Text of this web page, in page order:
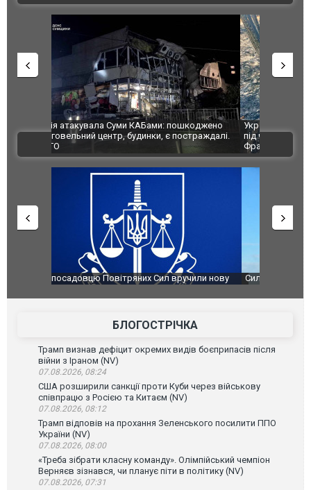
Українські надзвичайники врятували козуленя
під час ліквідації масштабної лісової пожежі у
Франції
СБУ за
Болгарії
ВІДЕО
Сили оборони уразили Ярославський НПЗ:
атаку. ВІДЕО
Неймар
БЛОГОСТРІЧКА
Трамп визнав дефіцит окремих видів боєприпасів після
війни з Іраном (NV)
07.08.2026, 08:24
США розширили санкції проти Куби через військову
співпрацю з Росією та Китаєм (NV)
07.08.2026, 08:12
Трамп відповів на прохання Зеленського посилити ППО
України (NV)
07.08.2026, 08:00
«Треба зібрати класну команду». Олімпійський чемпіон
Верняєв зізнався, чи планує піти в політику (NV)
07.08.2026, 07:31